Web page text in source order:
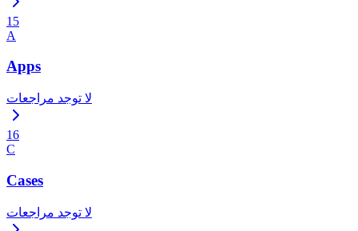
15
A
Apps
لا توجد مراجعات
16
C
Cases
لا توجد مراجعات